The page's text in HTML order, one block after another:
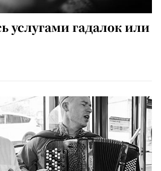
услугами гадалок или